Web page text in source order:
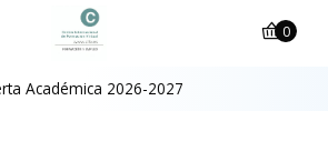
Académica 2026-2027
0